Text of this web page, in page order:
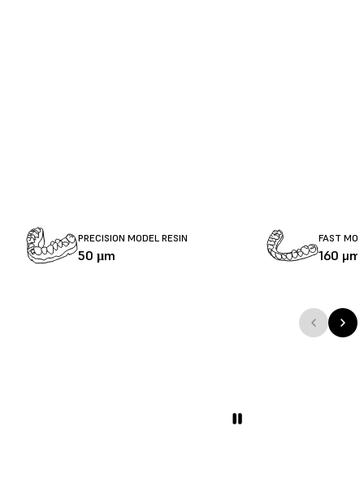
PRECISION MODEL RESIN
50 µm
FAST
160 μm